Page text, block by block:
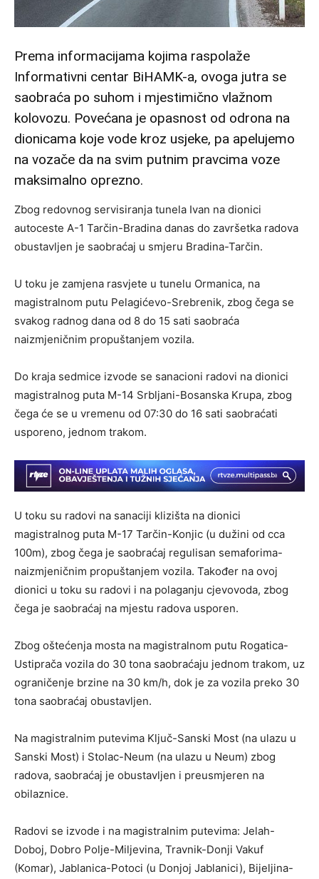
Prema informacijama kojima raspolaže
Informativni centar BiHAMK-a, ovoga jutra se
saobraća po suhom i mjestimično vlažnom
kolovozu. Povećana je opasnost od odrona na
dionicama koje vode kroz usjeke, pa apelujemo
na vozače da na svim putnim pravcima voze
maksimalno oprezno.
Zbog redovnog servisiranja tunela Ivan na dionici
autoceste A-1 Tarčin-Bradina danas do završetka radova
obustavljen je saobraćaj u smjeru Bradina-Tarčin.
U toku je zamjena rasvjete u tunelu Ormanica, na
magistralnom putu Pelagićevo-Srebrenik, zbog čega se
svakog radnog dana od 8 do 15 sati saobraća
naizmjeničnim propuštanjem vozila.
Do kraja sedmice izvode se sanacioni radovi na dionici
magistralnog puta M-14 Srbljani-Bosanska Krupa, zbog
čega će se u vremenu od 07:30 do 16 sati saobraćati
usporeno, jednom trakom.
U toku su radovi na sanaciji klizišta na dionici
magistralnog puta M-17 Tarčin-Konjic (u dužini od cca
100m), zbog čega je saobraćaj regulisan semaforima-
naizmjeničnim propuštanjem vozila. Također na ovoj
dionici u toku su radovi i na polaganju cjevovoda, zbog
čega je saobraćaj na mjestu radova usporen.
Zbog oštećenja mosta na magistralnom putu Rogatica-
Ustiprača vozila do 30 tona saobraćaju jednom trakom, uz
ograničenje brzine na 30 km/h, dok je za vozila preko 30
tona saobraćaj obustavljen.
Na magistralnim putevima Ključ-Sanski Most (na ulazu u
Sanski Most) i Stolac-Neum (na ulazu u Neum) zbog
radova, saobraćaj je obustavljen i preusmjeren na
obilaznice.
Radovi se izvode i na magistralnim putevima: Jelah-
Doboj, Dobro Polje-Miljevina, Travnik-Donji Vakuf
(Komar), Jablanica-Potoci (u Donjoj Jablanici), Bijeljina-